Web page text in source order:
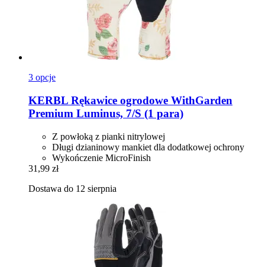
3 opcje
KERBL Rękawice ogrodowe WithGarden
Premium Luminus, 7/S (1 para)
Z powłoką z pianki nitrylowej
Długi dzianinowy mankiet dla dodatkowej ochrony
Wykończenie MicroFinish
31,99 zł
Dostawa do 12 sierpnia